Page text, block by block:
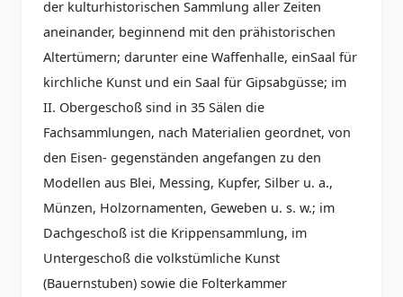
der kulturhistorischen Sammlung aller Zeiten
aneinander, beginnend mit den prähistorischen
Altertümern; darunter eine Waffenhalle, einSaal für
kirchliche Kunst und ein Saal für Gipsabgüsse; im
II. Obergeschoß sind in 35 Sälen die
Fachsammlungen, nach Materialien geordnet, von
den Eisen- gegenständen angefangen zu den
Modellen aus Blei, Messing, Kupfer, Silber u. a.,
Münzen, Holzornamenten, Geweben u. s. w.; im
Dachgeschoß ist die Krippensammlung, im
Untergeschoß die volkstümliche Kunst
(Bauernstuben) sowie die Folterkammer